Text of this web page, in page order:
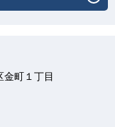
金町１丁目